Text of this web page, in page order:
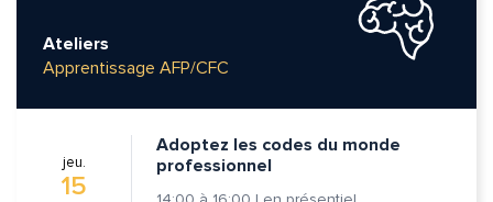
Ateliers
Apprentissage AFP/CFC
jeu.
15
Adoptez les codes du monde
professionnel